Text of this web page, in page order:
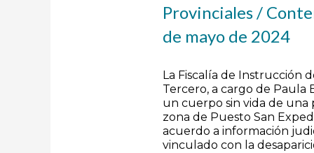
Provinciales/
de mayo de 2024
La Fiscalía de Instrucción
Tercero, a cargo de Paula
un cuerpo sin vida de una
zona de Puesto San
acuerdo a información
vinculado con la